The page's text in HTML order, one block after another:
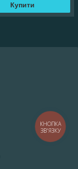
Купити
КНОПКА
ЗВ'ЯЗКУ